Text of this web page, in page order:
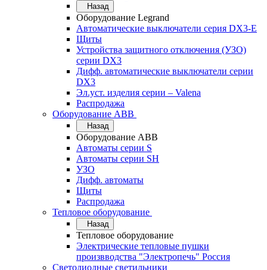
Назад
Оборудование Legrand
Автоматические выключатели серия DX3-E
Щиты
Устройства защитного отключения (УЗО)
серии DX3
Дифф. автоматические выключатели серии
DX3
Эл.уст. изделия серии – Valena
Распродажа
Оборудование АВВ
Назад
Оборудование АВВ
Автоматы серии S
Автоматы серии SH
УЗО
Дифф. автоматы
Щиты
Распродажа
Тепловое оборудование
Назад
Тепловое оборудование
Электрические тепловые пушки
произвводства "Электропечь" Россия
Светодиодные светильники